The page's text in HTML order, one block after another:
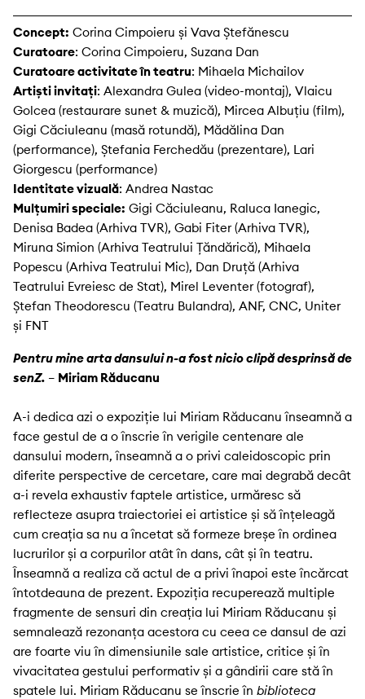
Concept: Corina Cimpoieru și Vava Ștefănescu
Curatoare: Corina Cimpoieru, Suzana Dan
Curatoare activitate în teatru: Mihaela Michailov
Artiști invitați: Alexandra Gulea (video-montaj), Vlaicu
Golcea (restaurare sunet & muzică), Mircea Albuțiu (film),
Gigi Căciuleanu (masă rotundă), Mădălina Dan
(performance), Ștefania Ferchedău (prezentare), Lari
Giorgescu (performance)
Identitate vizuală: Andrea Nastac
Mulțumiri speciale: Gigi Căciuleanu, Raluca Ianegic,
Denisa Badea (Arhiva TVR), Gabi Fiter (Arhiva TVR),
Miruna Simion (Arhiva Teatrului Țăndărică), Mihaela
Popescu (Arhiva Teatrului Mic), Dan Druță (Arhiva
Teatrului Evreiesc de Stat), Mirel Leventer (fotograf),
Ștefan Theodorescu (Teatru Bulandra), ANF, CNC, Uniter
și FNT
Pentru mine arta dansului n-a fost nicio clipă desprinsă de
senZ. – Miriam Răducanu
A-i dedica azi o expoziție lui Miriam Răducanu înseamnă a
face gestul de a o înscrie în verigile centenare ale
dansului modern, înseamnă a o privi caleidoscopic prin
diferite perspective de cercetare, care mai degrabă decât
a-i revela exhaustiv faptele artistice, urmăresc să
reflecteze asupra traiectoriei ei artistice și să înțeleagă
cum creația sa nu a încetat să formeze breșe în ordinea
lucrurilor și a corpurilor atât în dans, cât și în teatru.
Înseamnă a realiza că actul de a privi înapoi este încărcat
întotdeauna de prezent. Expoziția recuperează multiple
fragmente de sensuri din creația lui Miriam Răducanu și
semnalează rezonanța acestora cu ceea ce dansul de azi
are foarte viu în dimensiunile sale artistice, critice și în
vivacitatea gestului performativ și a gândirii care stă în
spatele lui. Miriam Răducanu se înscrie în biblioteca